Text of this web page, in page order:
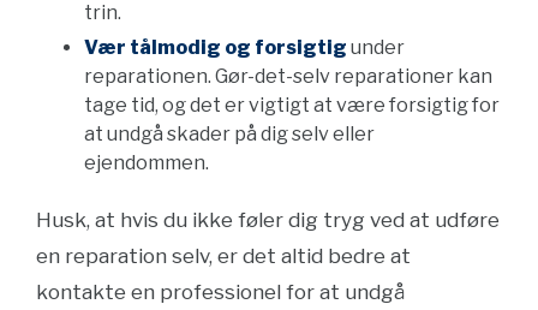
trin.
Vær tålmodig og forsigtig under
reparationen. Gør-det-selv reparationer kan
tage tid, og det er vigtigt at være forsigtig for
at undgå skader på dig selv eller
ejendommen.
Husk, at hvis du ikke føler dig tryg ved at udføre
en reparation selv, er det altid bedre at
kontakte en professionel for at undgå